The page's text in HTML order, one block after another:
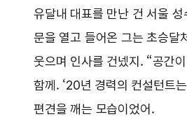
유달내 대표를 만난 건 서울
문을 열고 들어온 그는 초승달
웃으며 인사를 건넸지. “공간
함께. ‘20년 경력의 컨설턴트
편견을 깨는 모습이었어.